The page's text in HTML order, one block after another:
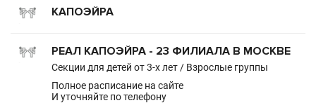
КАПОЭЙРА
РЕАЛ КАПОЭЙРА - 23 ФИЛИАЛА В МОСКВЕ
Секции для детей от 3-х лет / Взрослые группы
Полное расписание на сайте
И уточняйте по телефону